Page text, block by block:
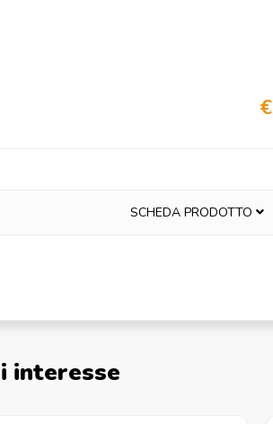
SCHEDA PRODOTTO
interesse